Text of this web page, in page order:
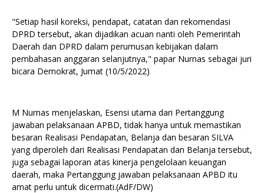
"Setiap hasil koreksi, pendapat, catatan dan rekomendasi
DPRD tersebut, akan dijadikan acuan nanti oleh Pemerintah
Daerah dan DPRD dalam perumusan kebijakan dalam
pembahasan anggaran selanjutnya," papar Nurnas sebagai juri
bicara Demokrat, Jumat (10/5/2022)
M Nurnas menjelaskan, Esensi utama dari Pertanggung
jawaban pelaksanaan APBD, tidak hanya untuk memastikan
besaran Realisasi Pendapatan, Belanja dan besaran SILVA
yang diperoleh dari Realisasi Pendapatan dan Belanja tersebut,
juga sebagai laporan atas kinerja pengelolaan keuangan
daerah, maka Pertanggung jawaban pelaksanaan APBD itu
amat perlu untuk dicermati.(AdF/DW)